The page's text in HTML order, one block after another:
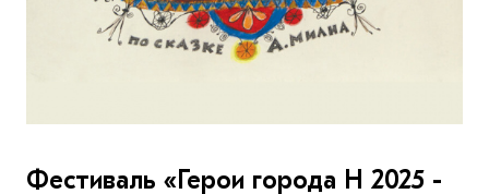
Фестиваль «Герои города Н 2025 -